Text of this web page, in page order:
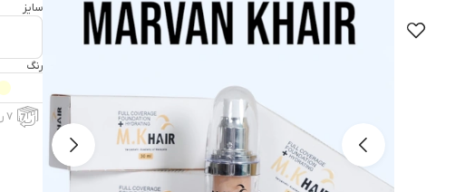
سایز
رنگ
۷ روز ضمانت بازگشت کالا